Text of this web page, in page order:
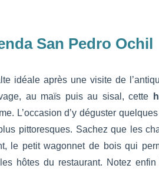
San Pedro Ochil
idéale après une visite de
au maïs puis au sisal, cette
L’occasion d’y déguster
pittoresques. Sachez que les
le petit wagonnet de bois qui
hôtes du restaurant. Notez